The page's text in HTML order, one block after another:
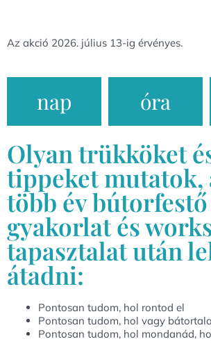
Az akció 2026. július 13-ig érvényes.
nap óra
Olyan trükköket
tippeket mutatok,
több év bútorfestő
gyakorlat és
tapasztalat után
átadni:
Pontosan tudom, hol rontod el
Pontosan tudom, hol vagy
Pontosan tudom, hol mondanád,